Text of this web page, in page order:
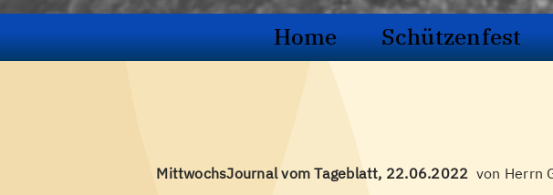
Home Schützenfest
MittwochsJournal vom Tageblatt, 22.06.2022 von Herrn